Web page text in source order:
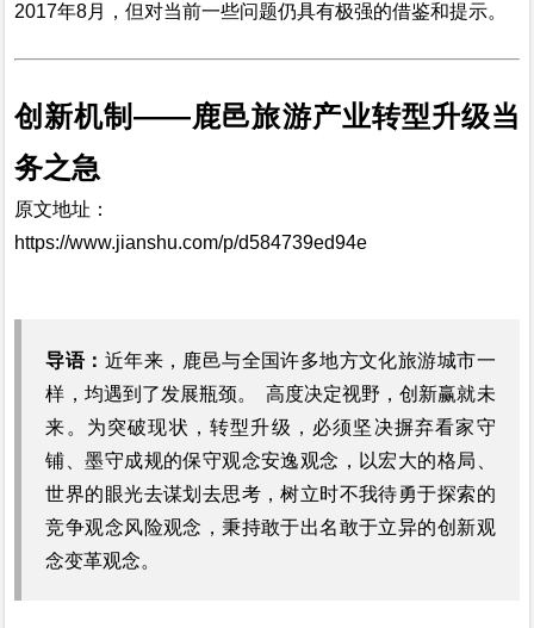
2017年8月，但对当前一些问题仍具有极强的借鉴和提示。
创新机制——鹿邑旅游产业转型升级当
务之急
原文地址 ：
https://www.jianshu.com/p/d584739ed94e
导语： 近年来，鹿邑与全国许多地方文化旅游城市一
样，均遇到了发展瓶颈。 高度决定视野，创新赢就未
来。为突破现状，转型升级，必须坚决摒弃看家守
铺、墨守成规的保守观念安逸观念，以宏大的格局、
世界的眼光去谋划去思考，树立时不我待勇于探索的
竞争观念风险观念，秉持敢于出名敢于立异的创新观
念变革观念。